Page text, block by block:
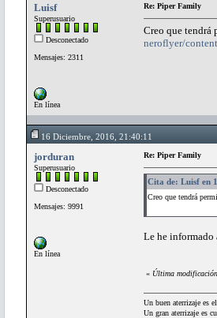
Luisf
Superusuario
Desconectado
Mensajes: 2311
En línea
Re: Piper Family
Creo que tendrá
neroflyer/
16 Diciembre, 2016, 21:40:11
jorduran
Superusuario
Desconectado
Mensajes: 9991
En línea
Re: Piper Family
Cita de: Luisf en
Creo que tendrá
Le he informado
« Última
Un buen aterrizaje es
Un gran aterrizaje es